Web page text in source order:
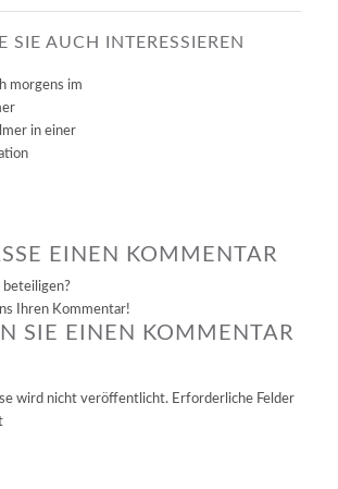
SIE AUCH INTERESSIEREN
EINEN KOMMENTAR
Ihren Kommentar!
SIE EINEN KOMMENTAR
wird nicht veröffentlicht. Erforderliche Felder